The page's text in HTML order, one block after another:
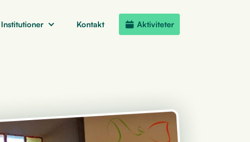
Institutioner Kontakt Aktiviteter